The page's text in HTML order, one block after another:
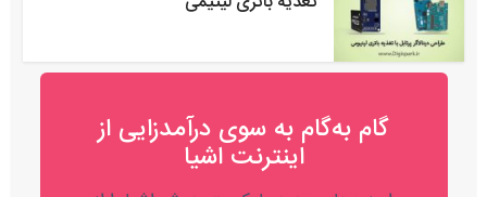
گام به‌گام به‌ سوی درآمدزایی از
اینترنت اشیا